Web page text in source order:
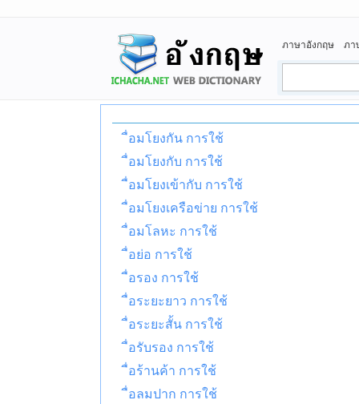
ภาษาอังกฤษ ภา
ื่อมโยงกัน การใช้
ื่อมโยงกับ การใช้
ื่อมโยงเข้ากับ การใช้
ื่อมโยงเครือข่าย การใช้
ื่อมโลหะ การใช้
ื่อย่อ การใช้
ื่อรอง การใช้
ื่อระยะยาว การใช้
ื่อระยะสั้น การใช้
ื่อรับรอง การใช้
ื่อร้านค้า การใช้
ื่อลมปาก การใช้